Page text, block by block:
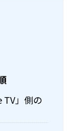
TV」側の